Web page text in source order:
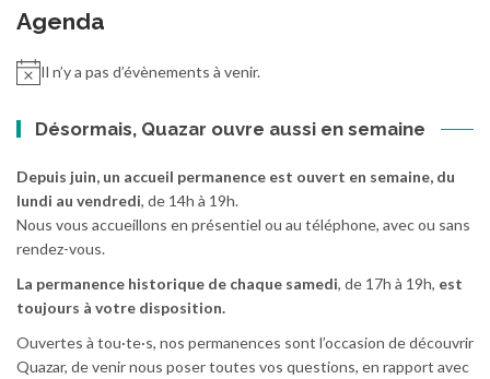
Agenda
Il n’y a pas d’évènements à venir.
Désormais, Quazar ouvre aussi en semaine
Depuis juin, un accueil permanence est ouvert en semaine, du
lundi au vendredi, de 14h à 19h.
Nous vous accueillons en présentiel ou au téléphone, avec ou sans
rendez-vous.
La permanence historique de chaque samedi, de 17h à 19h, est
toujours à votre disposition.
Ouvertes à tou·te·s, nos permanences sont l’occasion de découvrir
Quazar, de venir nous poser toutes vos questions, en rapport avec